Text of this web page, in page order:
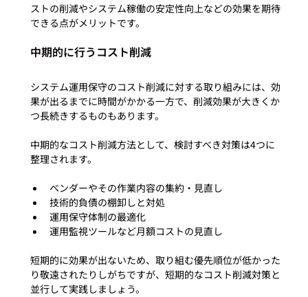
ストの削減やシステム稼働の安定性向上などの効果を期待
中期的に行うコスト削減
システム運用保守のコスト削減に対する取り組みには、効
果が出るまでに時間がかかる一方で、削減効果が大きくか
つ長続きするものもあります。
中期的なコスト削減方法として、検討すべき対策は4つに
ベンダーやその作業内容の集約・見直し
技術的負債の棚卸しと対処
運用保守体制の最適化
運用監視ツールなど月額コストの見直し
短期的に効果が出ないため、取り組む優先順位が低かった
り敬遠されたりしがちですが、短期的なコスト削減対策と